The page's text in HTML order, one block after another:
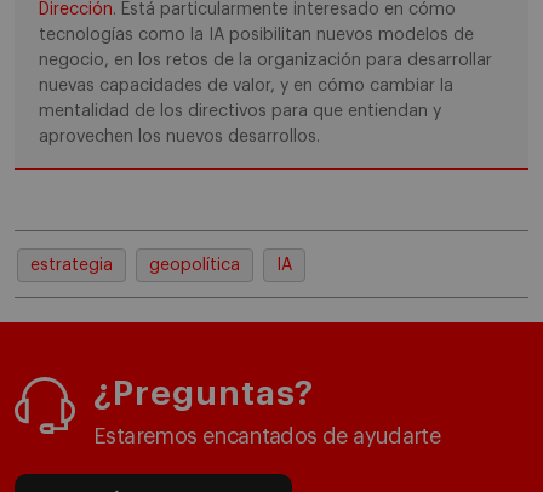
Dirección. Está particularmente interesado en cómo
tecnologías como la IA posibilitan nuevos modelos de
negocio, en los retos de la organización para desarrollar
nuevas capacidades de valor, y en cómo cambiar la
mentalidad de los directivos para que entiendan y
aprovechen los nuevos desarrollos.
estrategia geopolítica IA
¿Preguntas?
Estaremos encantados de ayudarte